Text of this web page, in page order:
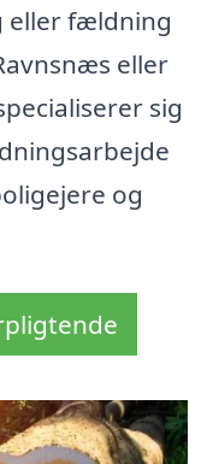
eller fældning
eller
sig
og